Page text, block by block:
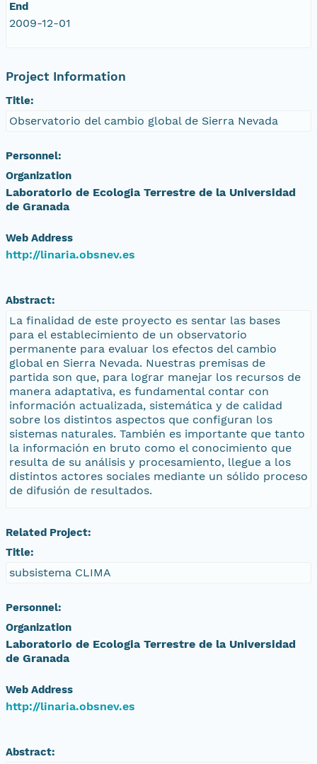
End
2009-12-01
Project Information
Title:
Observatorio del cambio global de Sierra Nevada
Personnel:
Organization
Laboratorio de Ecologia Terrestre de la Universidad
de Granada
Web Address
http://linaria.obsnev.es
Abstract:
La finalidad de este proyecto es sentar las bases
para el establecimiento de un observatorio
permanente para evaluar los efectos del cambio
global en Sierra Nevada. Nuestras premisas de
partida son que, para lograr manejar los recursos de
manera adaptativa, es fundamental contar con
información actualizada, sistemática y de calidad
sobre los distintos aspectos que configuran los
sistemas naturales. También es importante que tanto
la información en bruto como el conocimiento que
resulta de su análisis y procesamiento, llegue a los
distintos actores sociales mediante un sólido proceso
de difusión de resultados.
Related Project:
Title:
subsistema CLIMA
Personnel:
Organization
Laboratorio de Ecologia Terrestre de la Universidad
de Granada
Web Address
http://linaria.obsnev.es
Abstract: